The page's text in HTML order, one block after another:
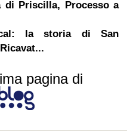
di Priscilla, Processo a
la storia di San
pagina di